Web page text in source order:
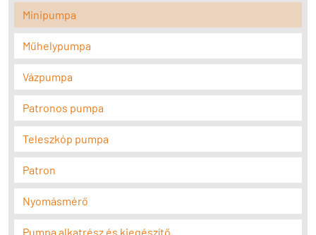
Minipumpa
Műhelypumpa
Vázpumpa
Patronos pumpa
Teleszkóp pumpa
Patron
Nyomásmérő
Pumpa alkatrész és kiegészítő